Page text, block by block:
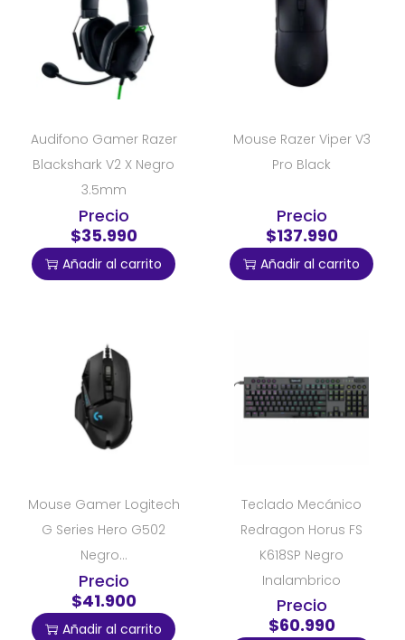
Audifono Gamer Razer
Blackshark V2 X Negro
3.5mm
Precio
$35.990
Añadir al carrito
Mouse Razer Viper V3
Pro Black
Precio
$137.990
Añadir al carrito
Mouse Gamer Logitech
G Series Hero G502
Negro...
Precio
$41.900
Añadir al carrito
Teclado Mecánico
Redragon Horus FS
K618SP Negro
Inalambrico
Precio
$60.990